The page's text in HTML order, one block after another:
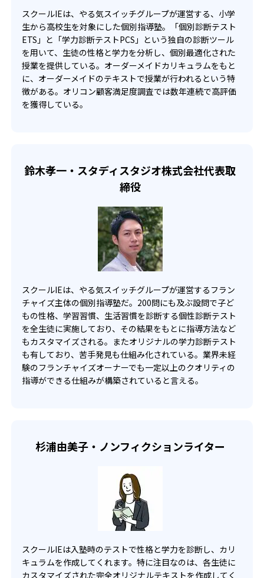
可能。
03 オンライン個別指導もある
自分の家の近くにスクールIEがない人でも通うことができ
るのが魅力的。インターネットを通して、授業が受けられ
る。遠方の方でもスクールIEを受講することが可能。受講
できる科目も幅広いので、遠方から通いたい人におすす
がある。どのように勉強していくか、知りたい人におすす
め。
ただし、対象外の校舎や行われていない時期もある。お近
くの校舎に確認することをおすすめする。
府中東高校 - 小平西高校 -
拝島高校 - 瑞穂農芸高校 -
東村山高校 - 国際基督教大学高校 -
法政大学高校 - 錦城高校 -
-
国立音楽大学附属高校 -
- 東野高校
大学の合格実績
関西学院大学 - 芝浦工業大学 -
日本大学 - 東洋大学 -
駒澤大学 - 専修大学 -
亜細亜大学 大妻女子大学 -
帝京大学
他
スクールIEは、やる気スイッチグループが運営する、小学
生から高校生を対象にした個別指導塾。「個別診断テスト
ETS」と「学力診断テストPCS」という独自の診断ツール
を用いて、生徒の性格と学力を分析し、個別最適化された
授業を提供している。オーダーメイドカリキュラムをもと
に、オーダーメイドのテキストで授業が行われるという特
徴がある。オリコン顧客満足度調査では数年連続で高評価
を獲得している。
鈴木孝一・スタディスタジオ株式会社代表取
締役
スクールIEは、やる気スイッチグループが運営するフラン
チャイズ主体の個別指導塾だ。200問にも及ぶ設問で子ど
もの性格、学習習慣、生活習慣を診断する個性診断テスト
を全生徒に実施しており、その結果をもとに指導方法など
もカスタマイズされる。またオリジナルの学力診断テスト
も有しており、苦手発見も仕組み化されている。業界未経
験のフランチャイズオーナーでも一定以上のクオリティの
指導ができる仕組みが構築されていると言える。
杉浦由美子・ノンフィクションライター
スクールIEは入塾時のテストで性格と学力を診断し、カリ
キュラムを作成してくれます。特に注目なのは、各生徒に
カスタマイズされた完全オリジナルテキストを作成してく